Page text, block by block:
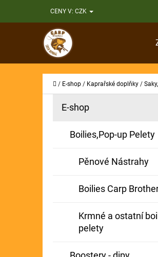
na
CENY V: CZK
Domů
/ E-shop / Kaprařské doplňky /
Přeskočit
E-shop
Boilies,Pop-up Pelety
Pěnové Nástrahy
Boilies Carp
Krmné a ostatní
pelety
O
Í
Zpět
do
obchodu
Zpět
do
obchodu